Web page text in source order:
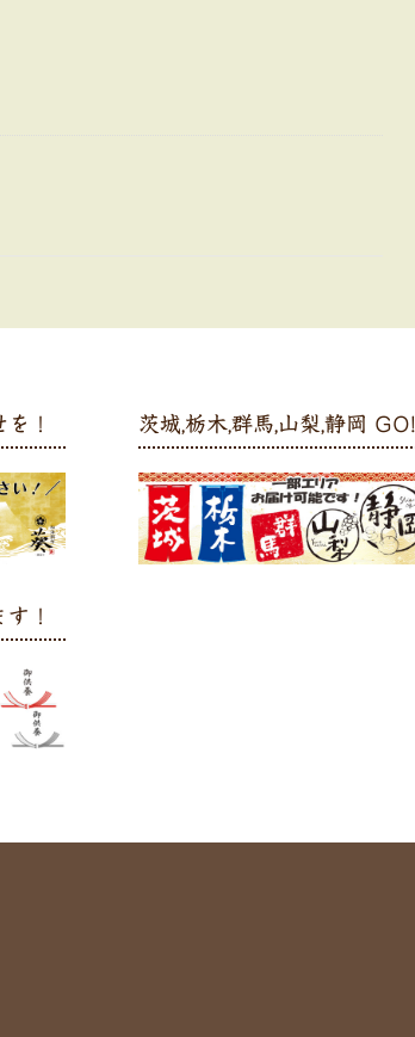
！ 茨城,栃木,群馬,山梨,静岡 GO!
！